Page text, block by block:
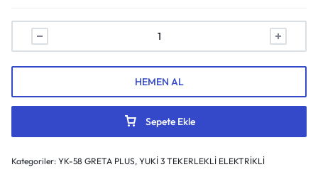
Sepete Ekle
HEMEN AL
Kategoriler: YK-58 GRETA PLUS, YUKİ 3 TEKERLEKLİ ELEKTRİKLİ